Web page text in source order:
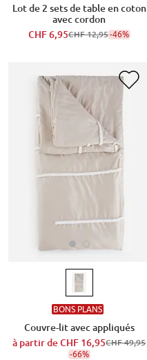
Lot de 2 sets de table en coton
avec cordon
CHF 6,95CHF 12,95-46%
BONS PLANS
Couvre-lit avec appliqués
à partir deCHF 16,95CHF 49,95
-66%